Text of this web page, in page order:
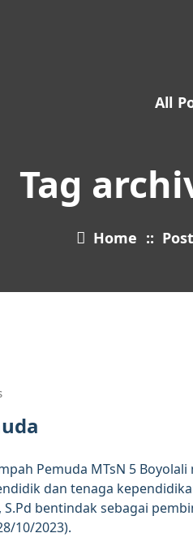
All
Tag
Home ::
Pemuda MTsN 5
dan tenaga
bentindak sebagai
10/2023).